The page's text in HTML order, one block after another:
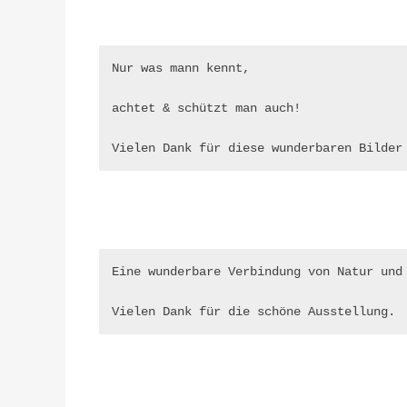
Nur was mann kennt,
achtet & schützt man auch!
Vielen Dank für diese wunderbaren Bilder
Eine wunderbare Verbindung von Natur
Vielen Dank für die schöne Ausstellung.